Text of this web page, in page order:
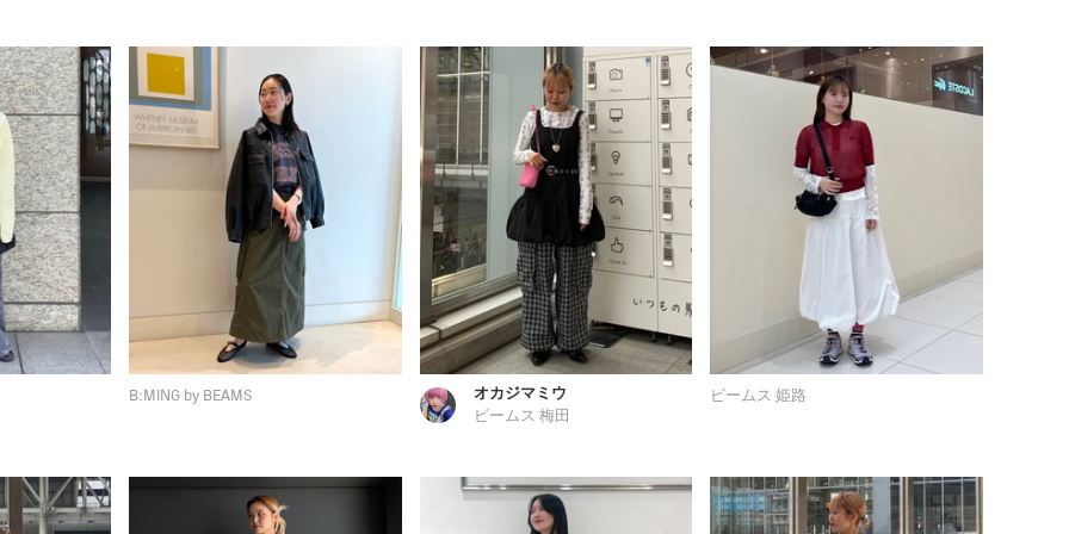
B:MING by BEAMS オカジマミウ
ビームス 梅田
ビームス 姫路